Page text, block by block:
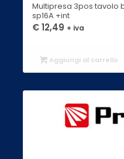
Multipresa 3pos tavolo
sp16A +int
€12,49 + iva
Aggiungi al carrello